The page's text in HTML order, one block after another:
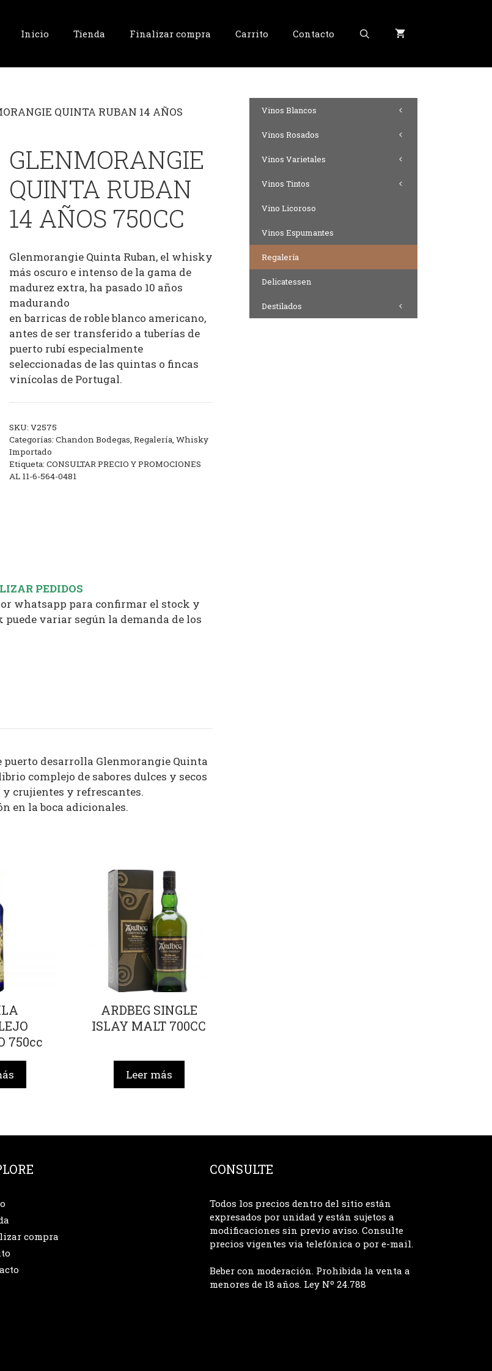
Inicio Tienda Finalizar compra Carrito Contacto
QUINTA RUBAN 14 AÑOS
GLENMORANGIE
QUINTA RUBAN
14 AÑOS 750CC
Glenmorangie Quinta Ruban, el whisky
más oscuro e intenso de la gama de
madurez extra, ha pasado 10 años
madurando
en barricas de roble blanco americano,
antes de ser transferido a tuberías de
puerto rubí especialmente
seleccionadas de las quintas o fincas
vinícolas de Portugal.
SKU: V2575
Categorías: Chandon Bodegas, Regalería, Whisky
Importado
Etiqueta: CONSULTAR PRECIO Y PROMOCIONES
AL 11-6-564-0481
PEDIDOS
whatsapp para confirmar el stock y
variar según la demanda de los
desarrolla Glenmorangie Quinta
complejo de sabores dulces y secos
crujientes y refrescantes.
en la boca adicionales.
750cc
ARDBEG SINGLE
ISLAY MALT 700CC
Leer más
Vinos Blancos
Vinos Rosados
Vinos Varietales
Vinos Tintos
Vino Licoroso
Vinos Espumantes
Regalería
Delicatessen
Destilados
compra
CONSULTE
Todos los precios dentro del sitio están
expresados por unidad y están sujetos a
modificaciones sin previo aviso. Consulte
precios vigentes via telefónica o por e-mail.
Beber con moderación. Prohibida la venta a
menores de 18 años. Ley Nº 24.788